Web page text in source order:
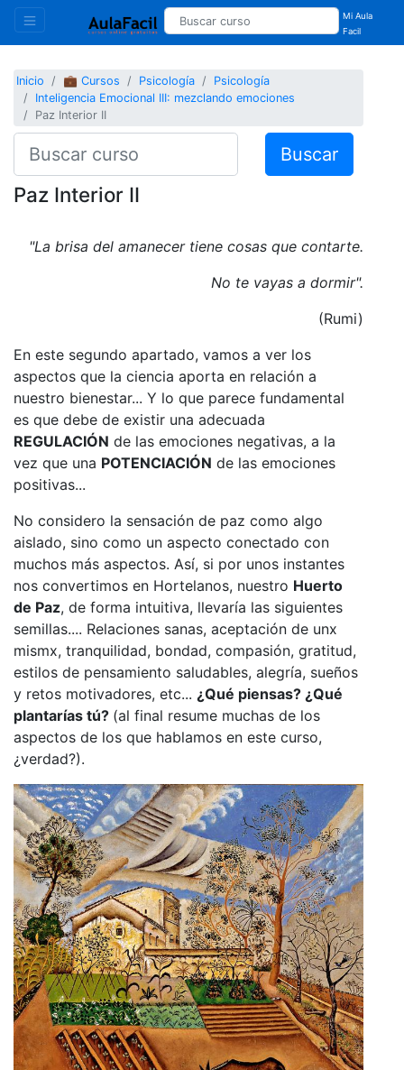
Mi Aula
Facil
Inicio 💼 Cursos Psicología
Psicología
Inteligencia Emocional III: mezclando emociones
Paz Interior II
Buscar
Paz Interior II
"La brisa del amanecer tiene cosas que contarte.
No te vayas a dormir".
(Rumi)
En este segundo apartado, vamos a ver los
aspectos que la ciencia aporta en relación a
nuestro bienestar... Y lo que parece fundamental
es que debe de existir una adecuada
REGULACIÓN de las emociones negativas, a la
vez que una POTENCIACIÓN de las emociones
positivas...
No considero la sensación de paz como algo
aislado, sino como un aspecto conectado con
muchos más aspectos. Así, si por unos instantes
nos convertimos en Hortelanos, nuestro Huerto
de Paz, de forma intuitiva, llevaría las siguientes
semillas.... Relaciones sanas, aceptación de unx
mismx, tranquilidad, bondad, compasión, gratitud,
estilos de pensamiento saludables, alegría, sueños
y retos motivadores, etc... ¿Qué piensas? ¿Qué
plantarías tú? (al final resume muchas de los
aspectos de los que hablamos en este curso,
¿verdad?).